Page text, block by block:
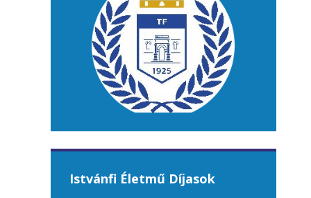
Istvánfi Életmű Díjasok